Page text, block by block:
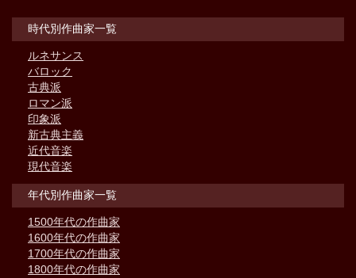
時代別作曲家一覧
ルネサンス
バロック
古典派
ロマン派
印象派
新古典主義
近代音楽
現代音楽
年代別作曲家一覧
1500年代の作曲家
1600年代の作曲家
1700年代の作曲家
1800年代の作曲家